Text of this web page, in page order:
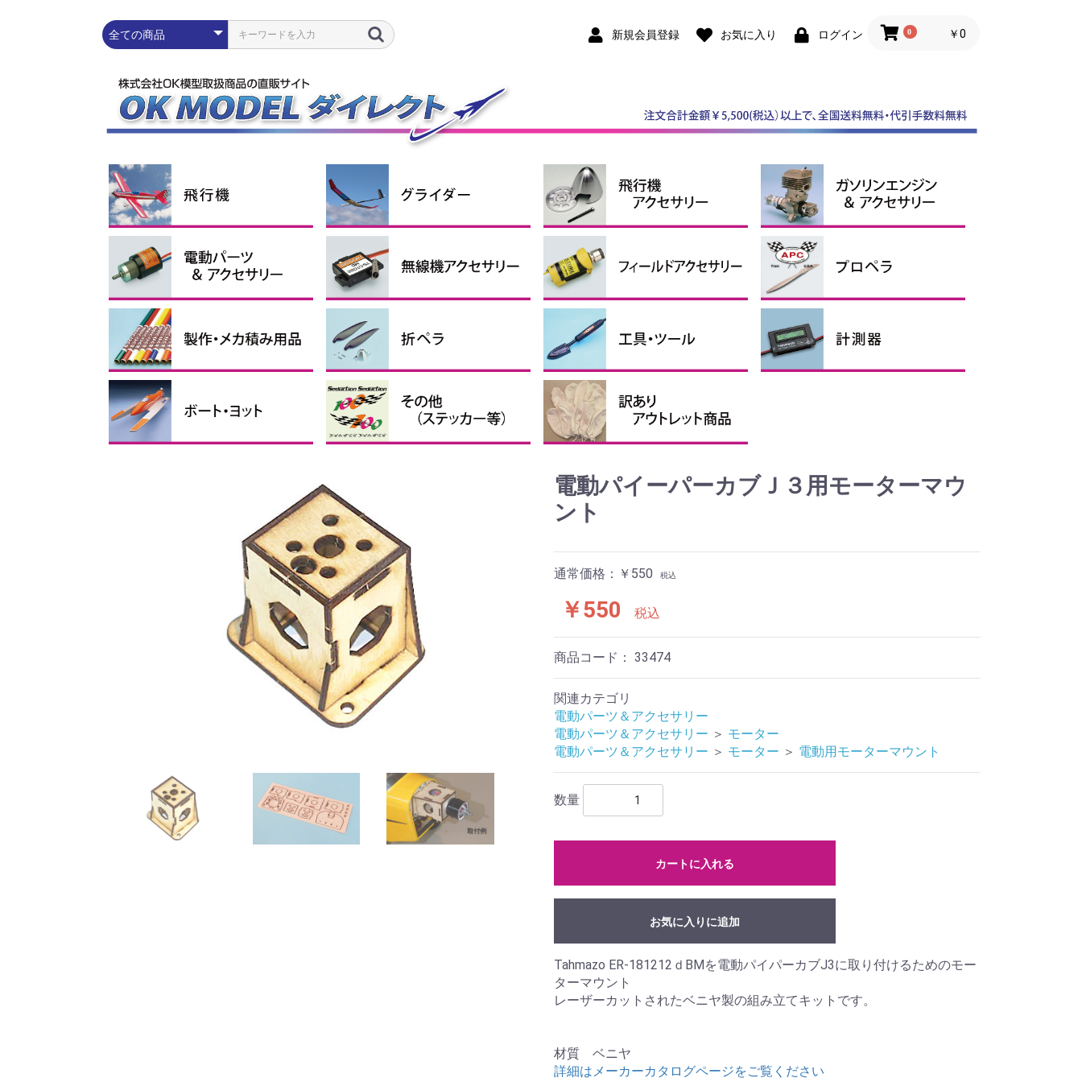
新規会員登録 お気に入り ログイン 0 ￥0
練習機
スポーツ機
スケール機
その他 ラダー機
エルロン機
スケール機
グライダーアクセサリー
コンポジットグライダー
PnP・RTFグライダー スピンナー スケールスピンナー
ABスピンナー
その他スピンナー
電動用アルミスピンナー
エンジン関連用品
引込脚
固定脚＆尾輪
ホイルパンツ
ホイルストッパー
タイヤ
燃料タンク
エンジンマウント
給油関係小物
その他 ガソリンエンジン
マフラー
ガソリンアクセサリー、オイ
ル
配線パーツ
コネクタ・シュリンクチュー
ブ
シリコンコード
充放電器・リポメーター
モーター プロペラアダプター
インナーローターブラシレス
モーター
ブラシモーター・ギアボック
ス
アウターローターブラシレス
モーター
アポロモーター
ブラシレスモータースペアパ
ーツ
電動用モーターマウント
スピードコントローラー
Lipoバッテリー 1セル
2セル
3セル
4セル
電動ダクテッドファン
イーパック サーボ＆関連パーツ サーボギア・サーボホーン
サーボアクセサリー
コネクター（サーボ関連）
延長コード
電圧レギュレーター
受信機アクセサリー プラグヒート用品
スターター
燃料ポンプ APCプロペラ
その他プロペラ
フィルム
リンケージパーツ
テープ、ビス・ナット、スポ
ンジ
接着剤・ケミカル製品 瞬間接着剤・補助剤
その他の接着剤
マイクロバルーン、パテなど
バルサ・ベニヤ
カーボン素材 スピンナーハブセット
折ペラ用ハブ
折ペラ用スピンナー
折ペラ用ブレード
電動パイーパーカブＪ３用モーターマウ
ント
通常価格：￥550 税込
￥550 税込
商品コード： 33474
関連カテゴリ
電動パーツ＆アクセサリー
電動パーツ＆アクセサリー ＞ モーター
電動パーツ＆アクセサリー ＞ モーター ＞ 電動用モーターマウント
数量
カートに入れる
お気に入りに追加
Tahmazo ER-181212ｄBMを電動パイパーカブJ3に取り付けるためのモー
ターマウント
レーザーカットされたベニヤ製の組み立てキットです。
材質 ベニヤ
詳細はメーカーカタログページをご覧ください